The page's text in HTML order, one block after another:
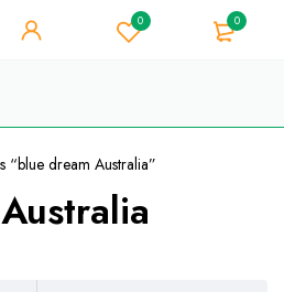
0 0
“blue dream Australia”
hierba -